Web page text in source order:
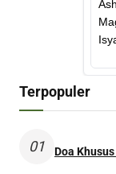
Terpopuler
01 Doa